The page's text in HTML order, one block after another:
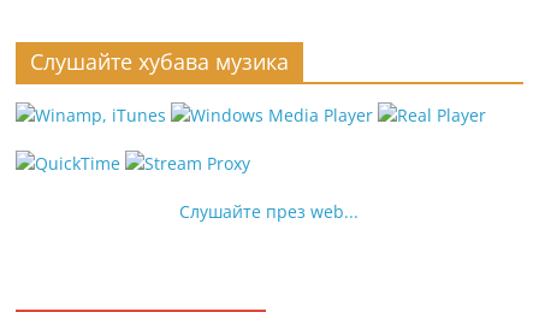
Слушайте хубава музика
Слушайте през web...